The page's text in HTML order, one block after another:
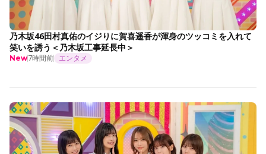
乃木坂46田村真佑のイジりに賀喜遥香が渾身のツッコミを入れて
笑いを誘う＜乃木坂工事延長中＞
New7時間前 エンタメ